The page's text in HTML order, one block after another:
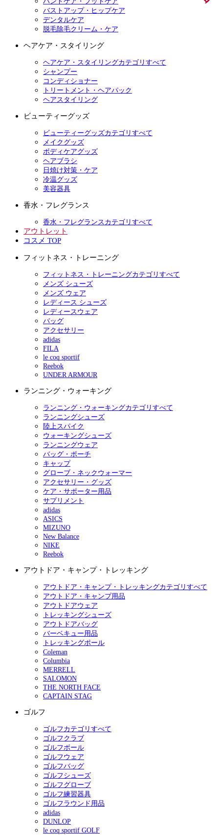
バストアップ・ヒップケア
デンタルケア
脱毛除毛クリーム・ケア
ヘアケア・スタイリング
ヘアケア・スタイリングカテゴリすべて
シャンプー
コンディショナー
トリートメント・ヘアパック
ヘアスタイリング
ビューティーグッズ
ビューティーグッズカテゴリすべて
メイクグッズ
ボディケアグッズ
ヘアブラシ
日焼け対策・ケア
冷温グッズ
美容器具
香水・フレグランス
香水・フレグランスカテゴリすべて
アウトレット
コスメ TOP
フィットネス・トレーニング
フィットネス・トレーニングカテゴリすべて
メンズ シューズ
メンズ ウェア
レディース シューズ
レディースウェア
バッグ
アクセサリー
adidas
FILA
le coq sportif
Reebok
UNDER ARMOUR
ランニング・ウォーキング
ランニング・ウォーキングカテゴリすべて
ランニングシューズ
陸上スパイク
ウォーキングシューズ
ランニングウェア
バッグ・ポーチ
キャップ
グローブ・ネックウォーマー
アクセサリー・グッズ
ケア・サポーター用品
サプリメント
adidas
ASICS
MIZUNO
New Balance
NIKE
Reebok
アウトドア・キャンプ・トレッキング
アウトドア・キャンプ・トレッキングカテゴリすべて
アウトドア・キャンプ用品
アウトドアウェア
トレッキングシューズ
アウトドアバッグ
バーベキュー用品
トレッキングポール
Coleman
Columbia
MERRELL
SALOMON
THE NORTH FACE
CAPTAIN STAG
ゴルフ
ゴルフカテゴリすべて
ゴルフクラブ
ゴルフボール
ゴルフウェア
ゴルフバッグ
ゴルフシューズ
ゴルフグローブ
ゴルフ練習器具
ゴルフラウンド用品
adidas
DUNLOP
le coq sportif GOLF